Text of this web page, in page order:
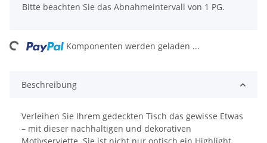
x
Bitte beachten Sie das Abnahmeintervall von 1 PG.
Komponenten werden geladen ...
Beschreibung
Verleihen Sie Ihrem gedeckten Tisch das gewisse Etwas
– mit dieser nachhaltigen und dekorativen